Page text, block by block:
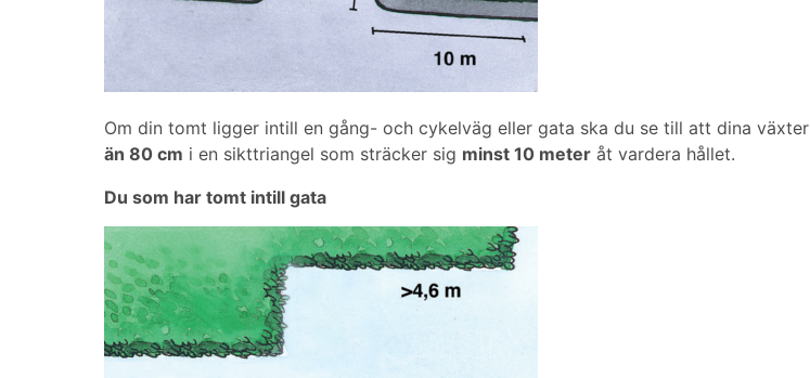
Om din tomt ligger intill en gång- och cykelväg eller gata ska du se till att dina växter
än 80 cm i en sikttriangel som sträcker sig minst 10 meter åt vardera hållet.
Du som har tomt intill gata